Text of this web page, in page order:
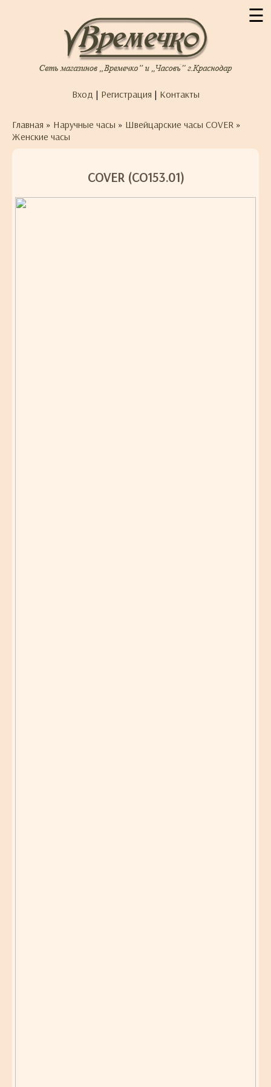
☰
Вход | Регистрация | Контакты
Главная » Наручные часы » Швейцарские часы COVER »
Женские часы
COVER (CO153.01)